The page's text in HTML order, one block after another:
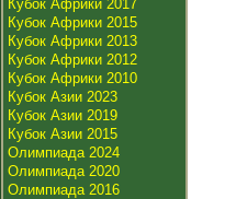
Кубок Африки 2017
Кубок Африки 2015
Кубок Африки 2013
Кубок Африки 2012
Кубок Африки 2010
Кубок Азии 2023
Кубок Азии 2019
Кубок Азии 2015
Олимпиада 2024
Олимпиада 2020
Олимпиада 2016